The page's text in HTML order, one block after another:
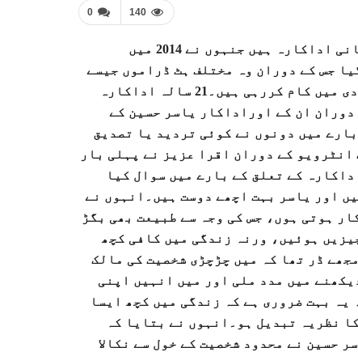
0 140
کراچی (امروز نیوز)اقرا عزیز تیزی سے ابھرنے والی پاکستانی اداکارہ ہیں جنہوں نے 2014 میں
جس کے دوران وہ مختلف ہٹ ڈراموں جیسے
’’خاموشی‘‘،’’قربان‘‘،’’سنو چندا‘‘ اور اب رانجھا رانجھا کردی میں کام کررہی ہیں۔21 سالہ اداکارہ
ان کے اوراداکار یاسر حسین کے
میں دونوں نے کوئی تردید یا تصدیق
کے دوران اقرا عزیز نے پہلی بار
کے تعلق کے بارے میں سوال کیا
اور یاسر بہت اچھے دوست ہیں۔انہوں نے
ہوتی ہوں، جس کی وجہ سے طبیعت بھی بگڑ
ہوئیں، ورنہ زندگی میں کافی کچھ
ڈر تھا کہ میں چڑچڑی شخصیت کی مالک
میں مدد ملی اور میں انہیں اپنی
بہت ضروری ہے کہ زندگی میں کچھ ایسا
نظریہ تبدیل ہو۔انہوں نے بتایا کہ
حسین نے محدود شخصیت کے خول سے نکالا